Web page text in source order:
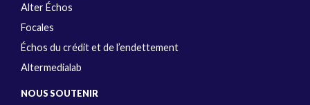
Alter Échos
Focales
Échos du crédit et de l’endettement
Altermedialab
NOUS SOUTENIR